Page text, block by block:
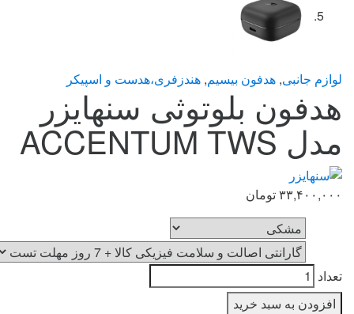
لوازم جانبی , هدفون بیسیم, هندزفری،هدست و اسپیکر
هدفون بلوتوثی سنهایزر
مدل ACCENTUM TWS
۳۳,۴۰۰,۰۰۰تومان
تعداد
افزودن به سبد خرید